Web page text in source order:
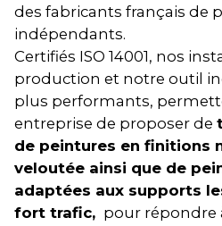
des fabricants français de
indépendants.
Certifiés ISO 14001, nos
production et notre outil
plus performants,
entreprise de proposer de
de peintures en finitions
veloutée ainsi que de
adaptées aux supports
fort trafic, pour répondre